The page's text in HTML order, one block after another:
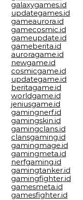
galaxygames.id
updategames.id
gameaurora.id
gamecosmic.id
gameupdate.id
gameberita.id
auroragame.id
newgame.id
cosmicgame.id
updategame.id
beritagame.id
worldgame.id
jeniusgame.id
gamingnerf.id
gamingskin.id
gamingclans.id
clansgaming.id
gamingmage.id
gamingmeta.id
nerfgaming.id
gamingtanker.id
gamingfighter.id
gamesmeta.id
gamesfighter.id